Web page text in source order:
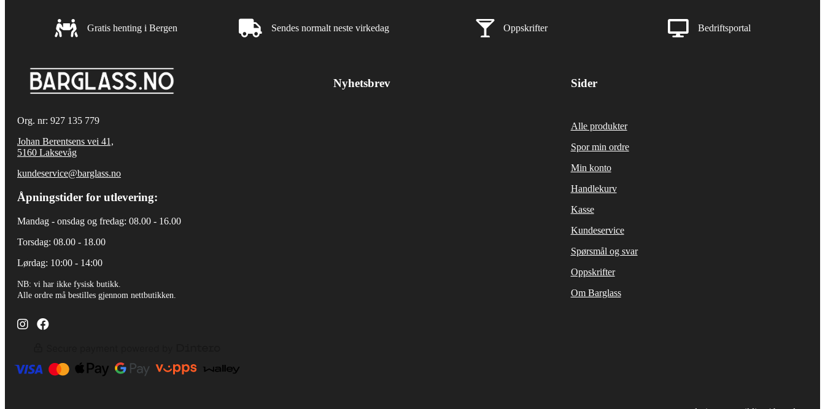
Gratis henting i Bergen
Gratis henting i Bergen Rask leveringSendes normalt neste virkedag Rask leveringOppskrifter Rask leveringBedriftsportal
Org. nr: 927 135 779
Johan Berentsens vei 41,
5160 Laksevåg
kundeservice@barglass.no
Åpningstider for utlevering:
Mandag - onsdag og fredag: 08.00 - 16.00
Torsdag: 08.00 - 18.00
Lørdag: 10:00 - 14:00
NB: vi har ikke fysisk butikk.
Alle ordre må bestilles gjennom nettbutikken.
Barglass.no instagram
Barglass facebook
Nyhetsbrev Sider
Alle produkter
Spor min ordre
Min konto
Handlekurv
Kasse
Kundeservice
Spørsmål og svar
Oppskrifter
Om Barglass